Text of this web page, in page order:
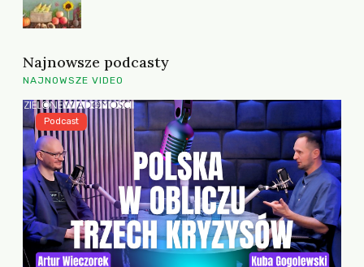
Najnowsze podcasty
NAJNOWSZE VIDEO
Podcast